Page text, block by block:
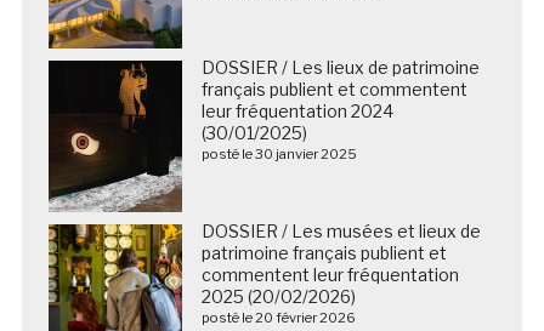
DOSSIER / Les lieux de patrimoine
français publient et commentent
leur fréquentation 2024
(30/01/2025)
posté le 30 janvier 2025
DOSSIER / Les musées et lieux de
patrimoine français publient et
commentent leur fréquentation
2025 (20/02/2026)
posté le 20 février 2026